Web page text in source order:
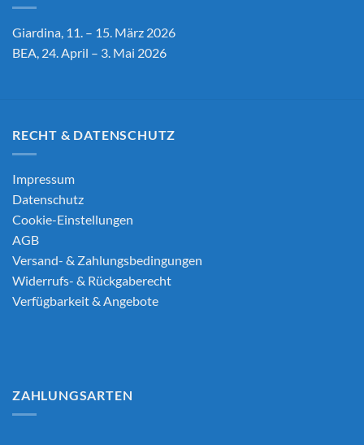
Giardina, 11. – 15. März 2026
BEA, 24. April – 3. Mai 2026
RECHT & DATENSCHUTZ
Impressum
Datenschutz
Cookie-Einstellungen
AGB
Versand- & Zahlungsbedingungen
Widerrufs- & Rückgaberecht
Verfügbarkeit & Angebote
ZAHLUNGSARTEN